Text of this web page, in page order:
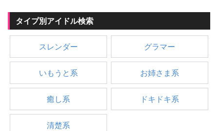
タイプ別アイドル検索
スレンダー グラマー
いもうと系 お姉さま系
癒し系 ドキドキ系
清楚系